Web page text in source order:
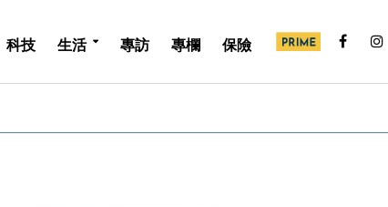
科技 生活 專訪 專欄 保險